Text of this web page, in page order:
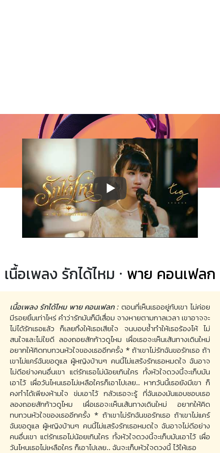
เนื้อเพลง รักได้ไหม · พาย คอนเฟลก
เนื้อเพลง รักได้ไหม พาย คอนเฟลก :ตอนที่เห็นเธออยู่กับเขา ไม่ค่อย
มีรอยยิ้มเท่าไหร่ คำว่ารักมันก็มีเสื่อม จางหายตามกาลเวลา เขาอาจจะ
ไม่ได้รักเธอแล้ว ก็เลยทิ้งให้เธอเสียใจ จนบอบช้ำทำให้เธอร้องไห้ ไม่
สนใจและไม่ใยดี ลองถอยสักก้าวดูไหม เผื่อเธอจะเห็นเส้นทางเดินใหม่
อยากให้คิดทบทวนหัวใจของเธออีกครั้ง * ถ้าเขาไม่รักฉันขอรักเธอ ถ้า
เขาไม่แคร์ฉันขอดูแล ผู้หญิงบ้านๆ คนนี้ไม่แสร้งรักเธอหมดใจ ฉันอาจ
ไม่ดีอย่างคนอื่นเขา แต่รักเธอไม่น้อยเกินใคร ทั้งหัวใจดวงนี้จะเก็บมัน
เอาไว้ เผื่อวันไหนเธอไม่เหลือใครก็เอาไปเลย.. หากวันนี้เธอยังมีเขา ก็
คงทำได้เพียงห้ามใจ ข่มเอาไว้ กลัวเธอจะรู้ ที่ฉันเองมันแอบชอบเธอ
ลองถอยสักก้าวดูไหม เผื่อเธอจะเห็นเส้นทางเดินใหม่ อยากให้คิด
ทบทวนหัวใจของเธออีกครั้ง * ถ้าเขาไม่รักฉันขอรักเธอ ถ้าเขาไม่แคร์
ฉันขอดูแล ผู้หญิงบ้านๆ คนนี้ไม่แสร้งรักเธอหมดใจ ฉันอาจไม่ดีอย่าง
คนอื่นเขา แต่รักเธอไม่น้อยเกินใคร ทั้งหัวใจดวงนี้จะเก็บมันเอาไว้ เผื่อ
วันไหนเธอไม่เหลือใคร ก็เอาไปเลย.. ฉันจะเก็บหัวใจดวงนี้ ไว้ให้เธอ